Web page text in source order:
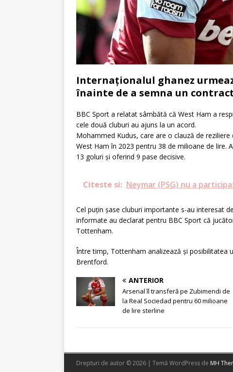
Internaționalul ghanez
înainte de a semna un
BBC Sport a relatat sâmbătă că West Ham a
cele două cluburi au ajuns la un acord.
Mohammed Kudus, care are o clauză de
West Ham în 2023 pentru 38 de milioane de lire.
13 goluri și oferind 9 pase decisive.
Citeste si: Neymar (PSG) nu a
Cel puțin șase cluburi importante s-au interesat
informate au declarat pentru BBC Sport că
Tottenham.
Între timp, Tottenham analizează și posibilitatea
Brentford.
ANTERIOR
Arsenal îl transferă pe Zubimendi de
la Real Sociedad pentru 60 milioane
de lire sterline
Drepturi de autor © 2026 | Temă WordPress de MH